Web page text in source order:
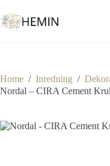
Home / Inredning /
Nordal – CIRA Cement